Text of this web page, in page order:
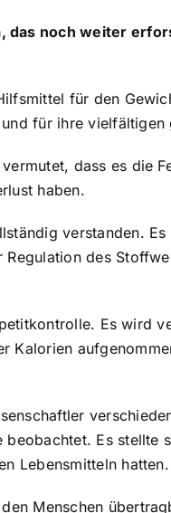
noch weiter
für den
für ihre
dass es die
haben.
verstanden.
des
Es wird
Kalorien
Es stellte
Lebensmitteln hatten.
Menschen